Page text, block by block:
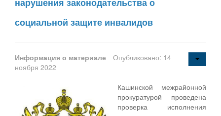
социальной защите инвалидов
Информация о материале
Опубликовано: 14
ноября 2022
Кашинской межрайонной
прокуратурой проведена
проверка исполнения